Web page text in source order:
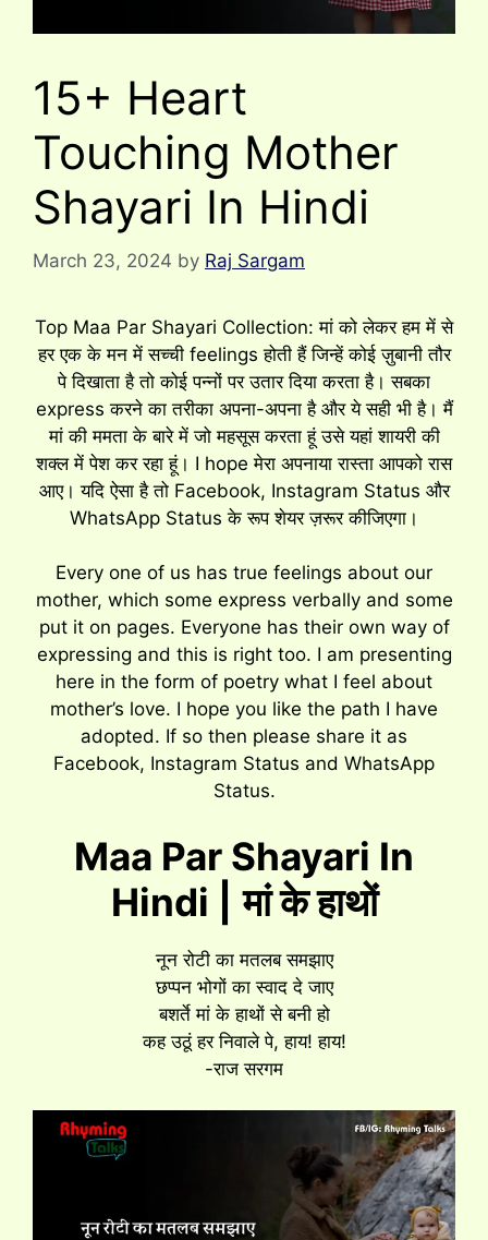
15+ Heart
Touching Mother
Shayari In Hindi
March 23, 2024 by Raj Sargam
Top Maa Par Shayari Collection: मां को लेकर हम में से
हर एक के मन में सच्ची feelings होती हैं जिन्हें कोई ज़ुबानी तौर
पे दिखाता है तो कोई पन्नों पर उतार दिया करता है। सबका
express करने का तरीका अपना-अपना है और ये सही भी है। मैं
मां की ममता के बारे में जो महसूस करता हूं उसे यहां शायरी की
शक्ल में पेश कर रहा हूं। I hope मेरा अपनाया रास्ता आपको रास
आए। यदि ऐसा है तो Facebook, Instagram Status और
WhatsApp Status के रूप शेयर ज़रूर कीजिएगा।
Every one of us has true feelings about our
mother, which some express verbally and some
put it on pages. Everyone has their own way of
expressing and this is right too. I am presenting
here in the form of poetry what I feel about
mother’s love. I hope you like the path I have
adopted. If so then please share it as
Facebook, Instagram Status and WhatsApp
Status.
Maa Par Shayari In
Hindi |
मां के हाथों
नून रोटी का मतलब समझाए
छप्पन भोगों का स्वाद दे जाए
बशर्ते मां के हाथों से बनी हो
कह उठूं हर निवाले पे, हाय! हाय!
-राज सरगम